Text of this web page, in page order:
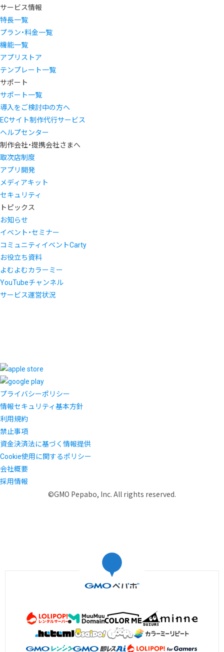
サービス情報
特長一覧
プラン・料金一覧
機能一覧
アプリストア
テンプレート一覧
サポート
サポート一覧
導入をご検討中の方へ
ECサイト制作代行サービス
ヘルプセンター
制作会社・提携会社さまへ
取次店制度
アプリ開発
メディアキット
セキュリティ
トピックス
お知らせ
イベント・セミナー
コミュニティイベントCarty
お役立ち資料
よむよむカラーミー
YouTubeチャンネル
サービス運営状況
プライバシーポリシー
情報セキュリティ基本方針
利用規約
禁止事項
資金決済法に基づく情報提供
Cookie使用に関するポリシー
会社概要
採用情報
©GMO Pepabo, Inc. All rights reserved.